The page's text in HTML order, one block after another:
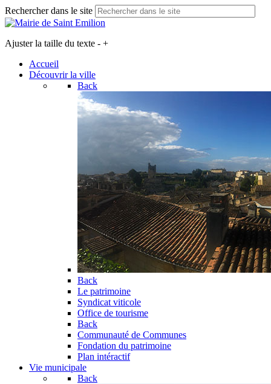
Rechercher dans le site
Ajuster la taille du texte - +
Accueil
Découvrir la ville
Back
Back
Le patrimoine
Syndicat viticole
Office de tourisme
Back
Communauté de Communes
Fondation du patrimoine
Plan intéractif
Vie municipale
Back